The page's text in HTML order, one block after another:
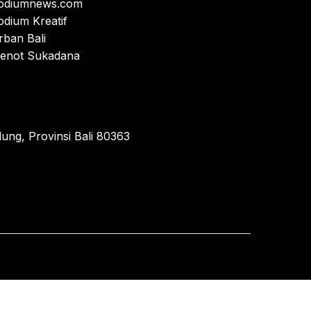
Kreatif
Bali
Sukadana
Provinsi Bali 80363